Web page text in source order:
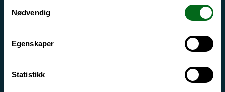
Nødvendig
Egenskaper
Statistikk
Kontakt UiT
For skoler
English website